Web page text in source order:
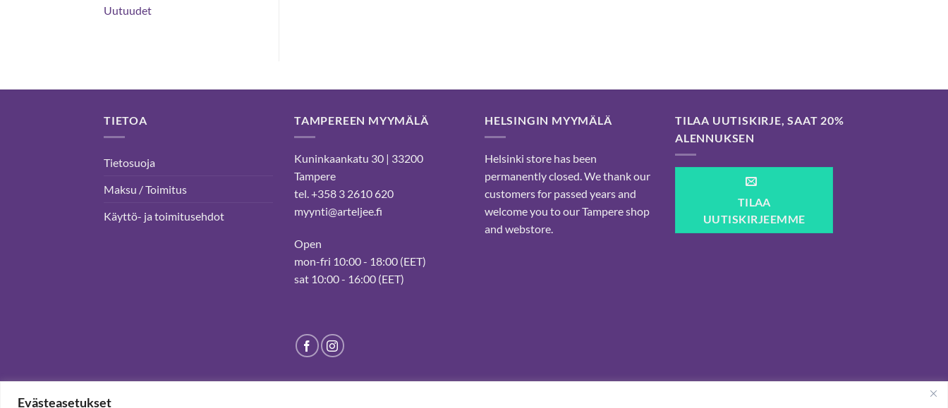
Evästeasetukset
Uutuudet
TIETOA
Tietosuoja
Maksu / Toimitus
Käyttö- ja toimitusehdot
TAMPEREEN MYYMÄLÄ
Kuninkaankatu 30 | 33200
Tampere
tel. +358 3 2610 620
myynti@arteljee.fi
Open
mon-fri 10:00 - 18:00 (EET)
sat 10:00 - 16:00 (EET)
HELSINGIN MYYMÄLÄ
Helsinki store has been
permanently closed. We thank our
customers for passed years and
welcome you to our Tampere shop
and webstore.
TILAA UUTISKIRJE, SAAT 20%
ALENNUKSEN
TILAA
UUTISKIRJEEMME